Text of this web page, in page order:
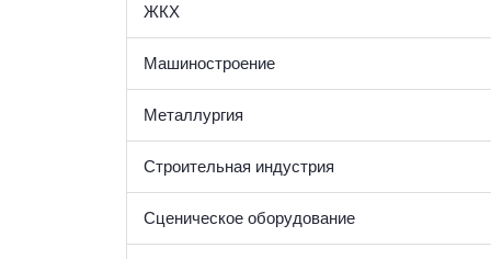
ЖКХ
Машиностроение
Металлургия
Строительная индустрия
Сценическое оборудование